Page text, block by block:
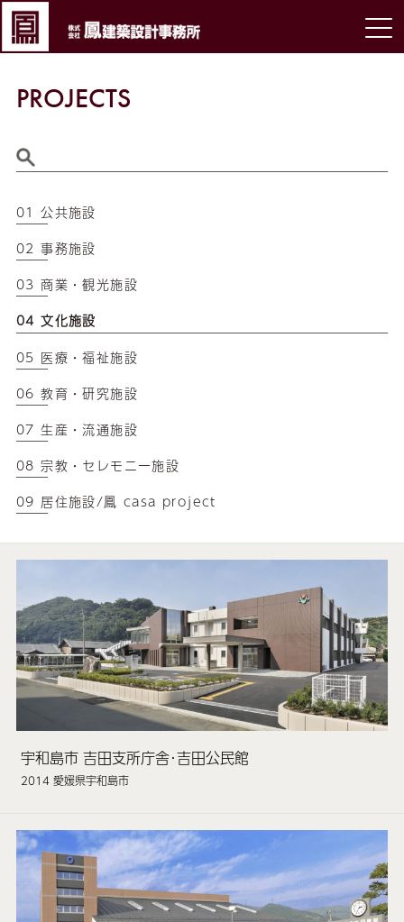
PROJECTS
01 公共施設
02 事務施設
03 商業・観光施設
04 文化施設
05 医療・福祉施設
06 教育・研究施設
07 生産・流通施設
08 宗教・セレモニー施設
09 居住施設/鳳 casa project
宇和島市 吉田支所庁舎･吉田公民館
2014 愛媛県宇和島市